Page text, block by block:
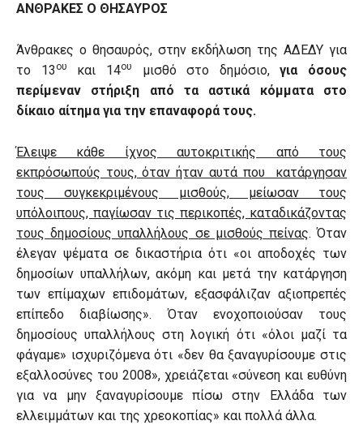
ΑΝΘΡΑΚΕΣ Ο ΘΗΣΑΥΡΟΣ
Άνθρακες ο θησαυρός, στην εκδήλωση της ΑΔΕΔΥ για
το 13 ου και 14ου μισθό στο δημόσιο,για όσους
περίμεναν στήριξη από τα αστικά κόμματα στο
δίκαιο αίτημα για την επαναφορά τους.
Έλειψε κάθε ίχνος αυτοκριτικής από τους
εκπρόσωπούς τους, όταν ήταν αυτά που κατάργησαν
τους συγκεκριμένους μισθούς, μείωσαν τους
υπόλοιπους, παγίωσαν τις περικοπές, καταδικάζοντας
τους δημοσίους υπαλλήλους σε μισθούς πείνας. Όταν
έλεγαν ψέματα σε δικαστήρια ότι «οι αποδοχές των
δημοσίων υπαλλήλων, ακόμη και μετά την κατάργηση
των επίμαχων επιδομάτων, εξασφάλιζαν αξιοπρεπές
επίπεδο διαβίωσης». Όταν ενοχοποιούσαν τους
δημοσίους υπαλλήλους στη λογική ότι «όλοι μαζί τα
φάγαμε» ισχυριζόμενα ότι «δεν θα ξαναγυρίσουμε στις
εξαλλοσύνες του 2008», χρειάζεται «σύνεση και ευθύνη
για να μην ξαναγυρίσουμε πίσω στην Ελλάδα των
ελλειμμάτων και της χρεοκοπίας» και πολλά άλλα.